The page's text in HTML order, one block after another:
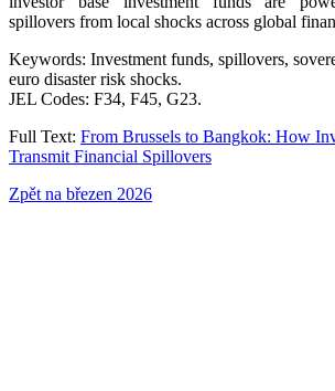
spillovers from local shocks across global
Keywords: Investment funds, spillovers,
euro disaster risk shocks.
JEL Codes: F34, F45, G23.
Full Text: From Brussels to Bangkok: How
Transmit Financial Spillovers
Zpět na březen 2026